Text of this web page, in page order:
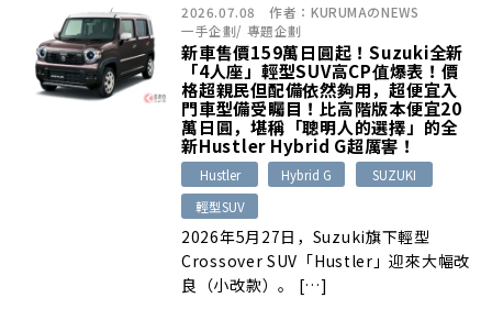
2026.07.08 作者： KURUMAのNEWS
一手企劃/ 專題企劃
新車售價159萬日圓起！Suzuki全新
「4人座」輕型SUV高CP值爆表！價
格超親民但配備依然夠用，超便宜入
門車型備受矚目！比高階版本便宜20
萬日圓，堪稱「聰明人的選擇」的全
新Hustler Hybrid G超厲害！
Hustler Hybrid G
SUZUKI
輕型SUV
2026年5月27日，Suzuki旗下輕型
Crossover SUV「Hustler」迎來大幅改
良（小改款）。 […]